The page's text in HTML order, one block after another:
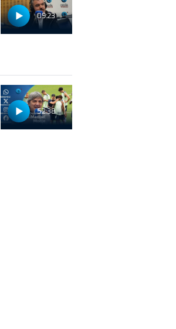
09:23
52:38